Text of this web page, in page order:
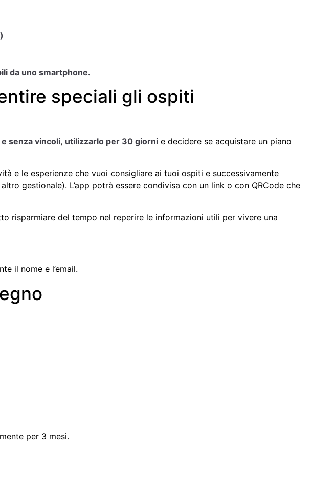
da uno smartphone.
speciali gli ospiti
senza vincoli, utilizzarlo per 30 giorni e decidere se acquistare un piano
e le esperienze che vuoi consigliare ai tuoi ospiti e successivamente
gestionale). L’app potrà essere condivisa con un link o con QRCode che
risparmiare del tempo nel reperire le informazioni utili per vivere una
il nome e l’email.
per 3 mesi.